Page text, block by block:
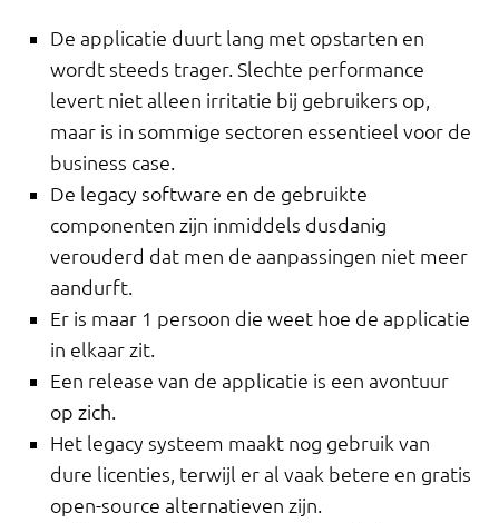
De applicatie duurt lang met opstarten en
wordt steeds trager. Slechte performance
levert niet alleen irritatie bij gebruikers op,
maar is in sommige sectoren essentieel voor de
business case.
De legacy software en de gebruikte
componenten zijn inmiddels dusdanig
verouderd dat men de aanpassingen niet meer
aandurft.
Er is maar 1 persoon die weet hoe de applicatie
in elkaar zit.
Een release van de applicatie is een avontuur
op zich.
Het legacy systeem maakt nog gebruik van
dure licenties, terwijl er al vaak betere en gratis
open-source alternatieven zijn.